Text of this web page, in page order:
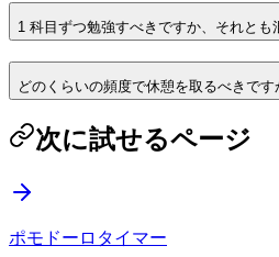
1 科目ずつ勉強すべきですか、それとも
どのくらいの頻度で休憩を取るべきです
次に試せるページ
ポモドーロタイマー